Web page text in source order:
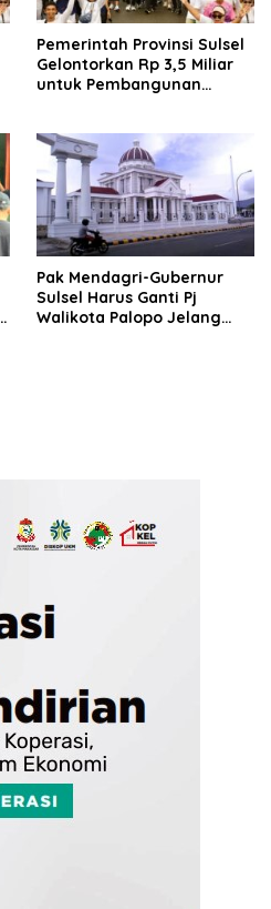
Pemerintah Provinsi Sulsel
Gelontorkan Rp 3,5 Miliar
untuk Pembangunan
Pak Mendagri-Gubernur
Sulsel Harus Ganti Pj
Walikota Palopo Jelang